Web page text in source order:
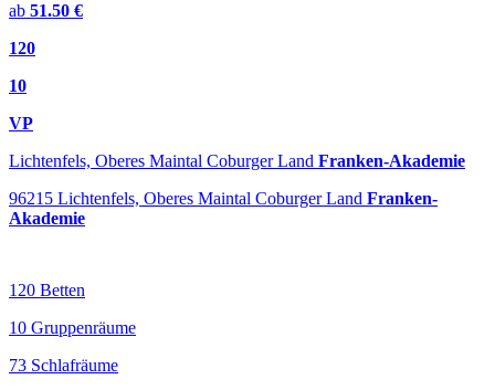
ab 51.50 €
120
10
VP
Lichtenfels, Oberes Maintal Coburger Land Franken-Akademie
96215 Lichtenfels, Oberes Maintal Coburger Land Franken-
Akademie
120 Betten
10 Gruppenräume
73 Schlafräume